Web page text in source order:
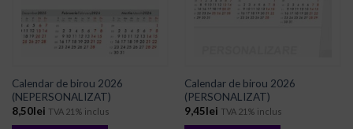
Calendar de birou 2026
(NEPERSONALIZAT)
8,50lei TVA 21% inclus
Calendar de birou 2026
(PERSONALIZAT)
9,45lei TVA 21% inclus